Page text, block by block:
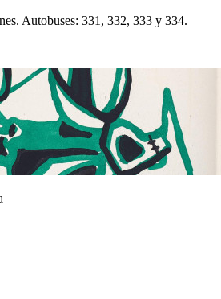
Autobuses: 331, 332, 333 y 334.